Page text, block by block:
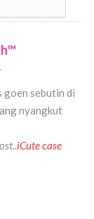
goen sebutin di
nyangkut
iCute case